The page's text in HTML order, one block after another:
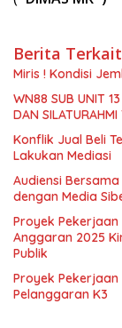
Berita Terkait
Miris ! Kondisi
WN88 SUB UNIT
DAN
Konflik Jual Beli
Lakukan Mediasi
Audiensi
dengan Media
Proyek Pekerjaan
Anggaran 2025
Publik
Proyek Pekerjaan
Pelanggaran K3